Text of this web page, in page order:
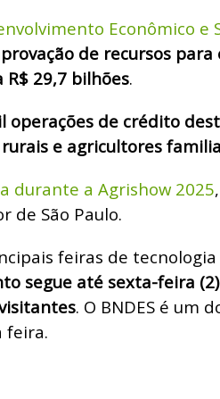
Econômico e
de recursos para
R$ 29,7 bilhões.
operações de crédito
e agricultores
durante a Agrishow 2025
de São Paulo.
feiras de tecnologia
segue até sexta-feira
. O BNDES é um
feira.